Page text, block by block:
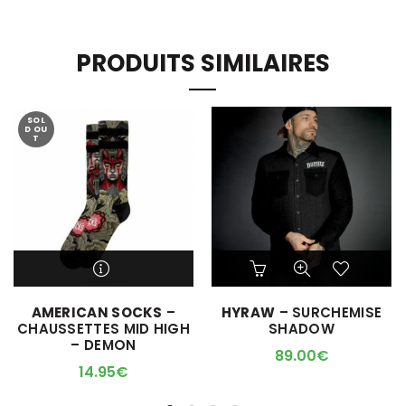
PRODUITS SIMILAIRES
SOL
D OU
T
plusieurs
variations.
Les
options
M'ALERTER QUAND
L'ARTICLE SERA DISPO !
AMERICAN SOCKS –
CHAUSSETTES MID HIGH
– DEMON
14.95€
Ce
produit
plusieurs
variations.
Les
HYRAW – SURCHEMISE
SHADOW
89.00€